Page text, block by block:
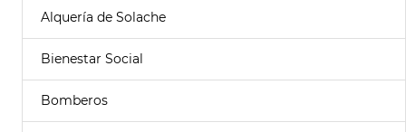
Alquería de Solache
Bienestar Social
Bomberos